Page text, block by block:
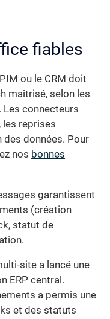
fiables
ou le CRM doit
maîtrisé, selon les
connecteurs
les reprises
données. Pour
nos bonnes
garantissent
(création
statut de
site a lancé une
ERP central.
a permis une
et des statuts